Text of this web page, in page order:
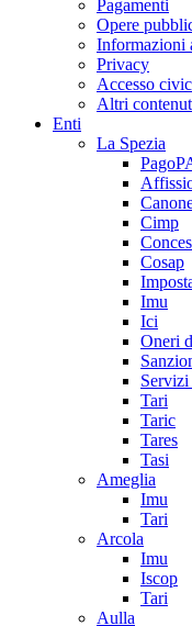
Pagamenti
Opere
Informazioni
Privacy
Accesso
Altri
Enti
La Spezia
Cimp
Cosap
Imu
Ici
Oneri
Tari
Taric
Tares
Tasi
Ameglia
Imu
Tari
Arcola
Imu
Iscop
Tari
Aulla